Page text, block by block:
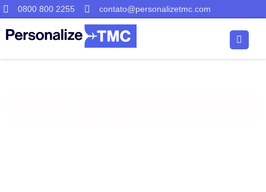
0800 800 2255 contato@personalizetmc.com